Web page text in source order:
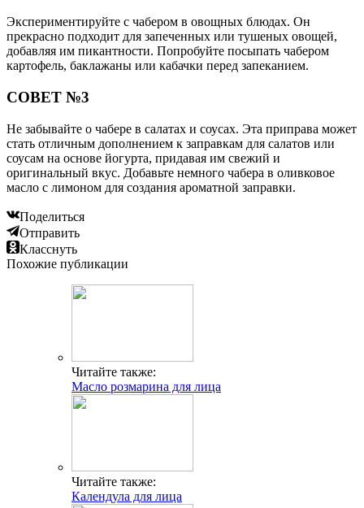
Экспериментируйте с чабером в овощных блюдах. Он
прекрасно подходит для запеченных или тушеных овощей,
добавляя им пикантности. Попробуйте посыпать чабером
картофель, баклажаны или кабачки перед запеканием.
СОВЕТ №3
Не забывайте о чабере в салатах и соусах. Эта приправа может
стать отличным дополнением к заправкам для салатов или
соусам на основе йогурта, придавая им свежий и
оригинальный вкус. Добавьте немного чабера в оливковое
масло с лимоном для создания ароматной заправки.
Поделиться
Отправить
Класснуть
Похожие публикации
Читайте также:
Масло розмарина для лица
Читайте также:
Календула для лица